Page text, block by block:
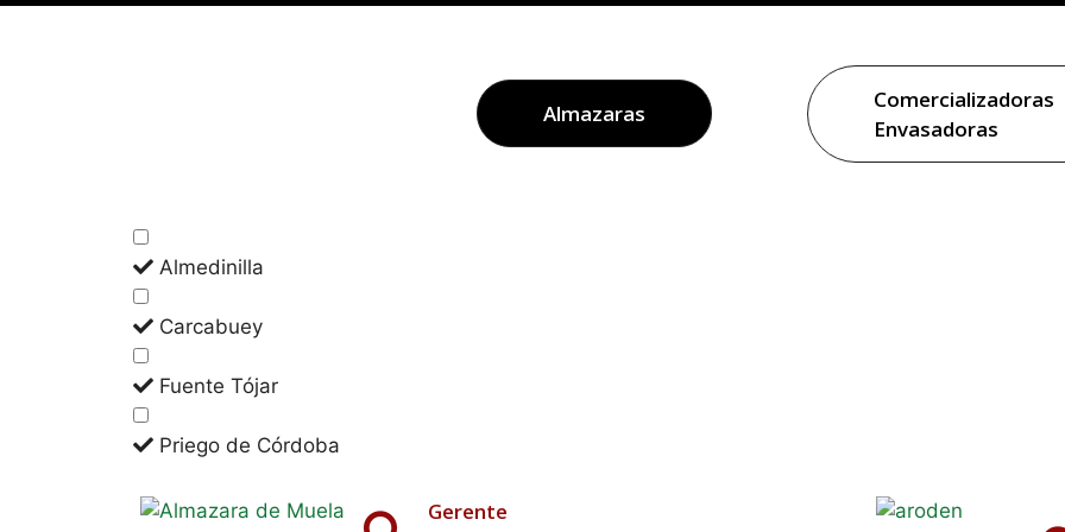
Almazaras
Comercializadoras
Envasadoras
Almedinilla
Carcabuey
Fuente Tójar
Priego de Córdoba
Gerente